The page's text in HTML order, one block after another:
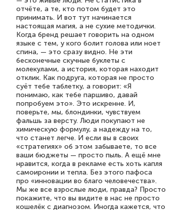
отчёте, а те, кто потом будет это
принимать. И вот тут начинается
настоящая магия, а не сухие методички.
Когда бренд решает говорить на одном
языке с тем, у кого болит голова или ноет
спина, — это сразу видно. Не эти
бесконечные скучные буклеты с
молекулами, а история, которая находит
отклик. Как подруга, которая не просто
суёт тебе таблетку, а говорит: «Я
понимаю, как тебе паршиво, давай
попробуем это». Это искренне. И,
поверьте, мы, блондинки, чувствуем
фальшь за версту. Люди покупают не
химическую формулу, а надежду на то,
что станет легче. И если вы в своих
«стратегиях» об этом забываете, то все
ваши бюджеты — просто пыль. А ещё мне
нравится, когда в рекламе есть хоть капля
самоиронии и тепла. Без этого пафоса
про «инновации во благо человечества».
Мы же все взрослые люди, правда? Просто
покажите, что вы видите в нас не просто
кошелёк с диагнозом. Иногда кажется, что